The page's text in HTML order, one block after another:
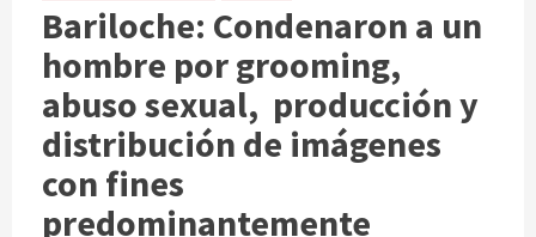
Bariloche: Condenaron a un
hombre por grooming,
abuso sexual, producción y
distribución de imágenes
con fines
predominantemente